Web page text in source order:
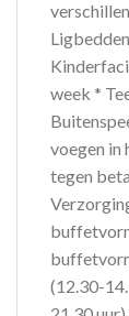
week *
voegen
tegen
(12.30-